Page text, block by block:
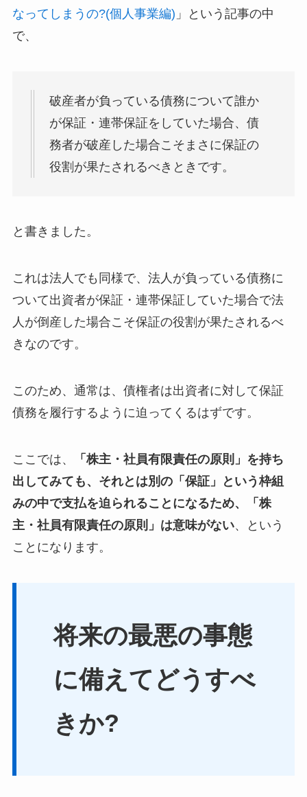
なってしまうの?(個人事業編) 」という記事の中
で、
破産者が負っている債務について誰か
が保証・連帯保証をしていた場合、債
務者が破産した場合こそまさに保証の
役割が果たされるべきときです。
と書きました。
これは法人でも同様で、法人が負っている債務に
ついて出資者が保証・連帯保証していた場合で法
人が倒産した場合こそ保証の役割が果たされるべ
きなのです。
このため、通常は、債権者は出資者に対して保証
債務を履行するように迫ってくるはずです。
ここでは、
「株主・社員有限責任の原則」を持ち
出してみても、それとは別の「保証」という枠組
みの中で支払を迫られることになるため、「株
主・社員有限責任の原則」は意味がない、という
ことになります。
将来の最悪の事態
に備えてどうすべ
きか?